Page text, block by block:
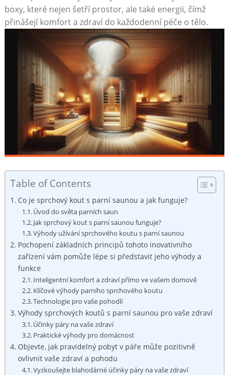
boxy, které nejen šetří prostor, ale také energii, čímž
přinášejí komfort a zdraví do každodenní péče o tělo.
Table of Contents
Co je sprchový kout s parní saunou a jak funguje?
Úvod do světa parních saun
Jak sprchový kout s parní saunou funguje?
Výhody užívání sprchového koutu s parní saunou
Pochopení základních principů tohoto inovativního
zařízení vám pomůže lépe si představit jeho výhody a
funkce
Inteligentní komfort a zdraví přímo ve vašem domově
Klíčové výhody parního sprchového koutu
Technologie pro vaše pohodlí
Výhody sprchových koutů s parní saunou pro vaše zdraví
Účinky páry na vaše zdraví
Praktické výhody pro domácnost
Objevte, jak pravidelný pobyt v páře může pozitivně
ovlivnit vaše zdraví a pohodu
Vyzkoušejte blahodárné účinky páry na vaše zdraví